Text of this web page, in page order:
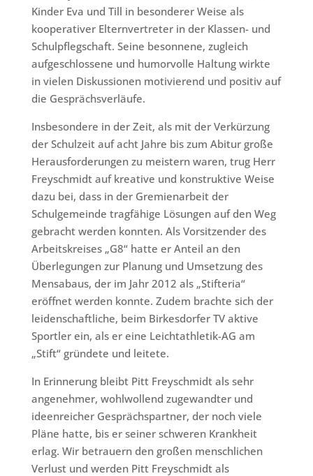
Kinder Eva und Till in besonderer Weise als
kooperativer Elternvertreter in der Klassen- und
Schulpflegschaft. Seine besonnene, zugleich
aufgeschlossene und humorvolle Haltung wirkte
in vielen Diskussionen motivierend und positiv auf
die Gesprächsverläufe.
Insbesondere in der Zeit, als mit der Verkürzung
der Schulzeit auf acht Jahre bis zum Abitur große
Herausforderungen zu meistern waren, trug Herr
Freyschmidt auf kreative und konstruktive Weise
dazu bei, dass in der Gremienarbeit der
Schulgemeinde tragfähige Lösungen auf den Weg
gebracht werden konnten. Als Vorsitzender des
Arbeitskreises „G8“ hatte er Anteil an den
Überlegungen zur Planung und Umsetzung des
Mensabaus, der im Jahr 2012 als „Stifteria“
eröffnet werden konnte. Zudem brachte sich der
leidenschaftliche, beim Birkesdorfer TV aktive
Sportler ein, als er eine Leichtathletik-AG am
„Stift“ gründete und leitete.
In Erinnerung bleibt Pitt Freyschmidt als sehr
angenehmer, wohlwollend zugewandter und
ideenreicher Gesprächspartner, der noch viele
Pläne hatte, bis er seiner schweren Krankheit
erlag. Wir betrauern den großen menschlichen
Verlust und werden Pitt Freyschmidt als